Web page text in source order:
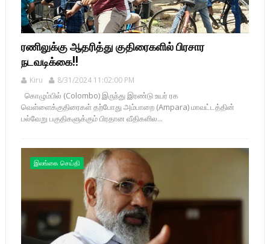
ரணிலுக்கு ஆதரித்து குதிரைகளில் பிரசார
நடவடிக்கை!!
Kiru 8/31/2024 11:02:00 PM
கொழும்பில் (Colombo) இருந்து இரண்டு உயர் ரக
வெள்ளைக்குதிரைகள் தற்போது அம்பாறை (Ampara) மாவட்டத்தின்
பல்வேறு பகுதிகளுக்கும் பிரதான வீதிகளில...
இலங்கை செய்தி